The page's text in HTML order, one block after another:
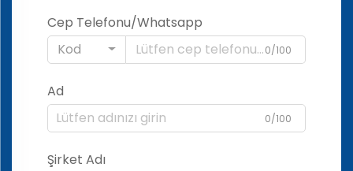
Cep Telefonu/Whatsapp
Kod
0/100
Ad
0/100
Şirket Adı